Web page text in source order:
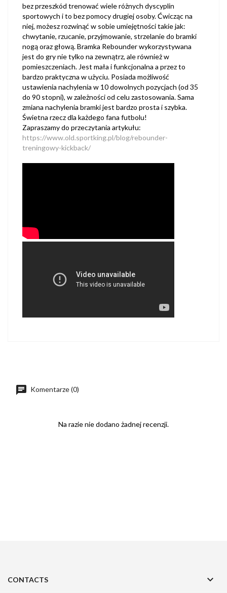
bez przeszkód trenować wiele różnych dyscyplin
sportowych i to bez pomocy drugiej osoby. Ćwicząc na
niej, możesz rozwinąć w sobie umiejętności takie jak:
chwytanie, rzucanie, przyjmowanie, strzelanie do bramki
nogą oraz głową. Bramka Rebounder wykorzystywana
jest do gry nie tylko na zewnątrz, ale również w
pomieszczeniach. Jest mała i funkcjonalna a przez to
bardzo praktyczna w użyciu. Posiada możliwość
ustawienia nachylenia w 10 dowolnych pozycjach (od 35
do 90 stopni), w zależności od celu zastosowania. Sama
zmiana nachylenia bramki jest bardzo prosta i szybka.
Świetna rzecz dla każdego fana futbolu!
Zapraszamy do przeczytania artykułu:
https://www.old.sportking.pl/blog/rebounder-
treningowy-kickback/
Komentarze (0)
Na razie nie dodano żadnej recenzji.
CONTACTS 